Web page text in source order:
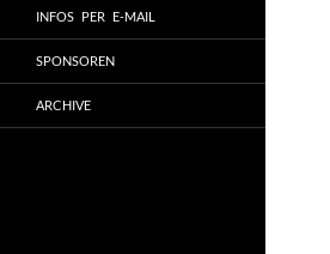
INFOS PER E-MAIL
SPONSOREN
ARCHIVE